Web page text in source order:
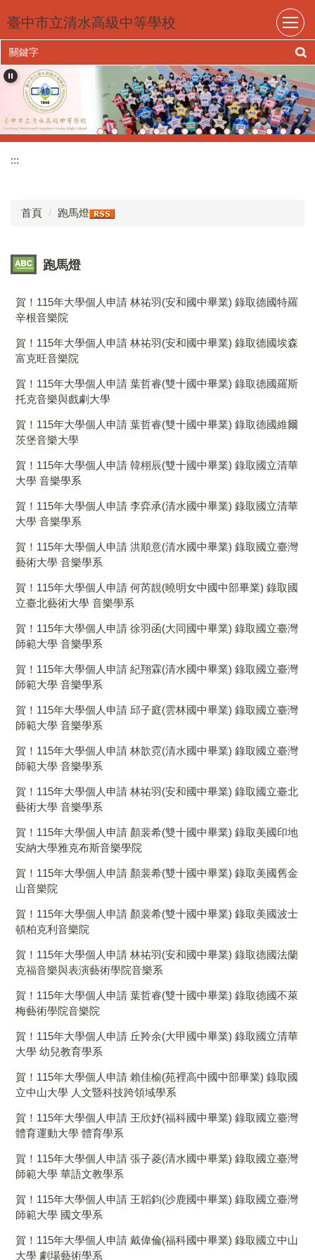
到
主
要
內
容
臺中市立清水高級中等學校
:::
首頁 跑馬燈
跑馬燈
賀！115年大學個人申請 林祐羽(安和國中畢業) 錄取德國特羅
辛根音樂院
賀！115年大學個人申請 林祐羽(安和國中畢業) 錄取德國埃森
富克旺音樂院
賀！115年大學個人申請 葉哲睿(雙十國中畢業) 錄取德國羅斯
托克音樂與戲劇大學
賀！115年大學個人申請 葉哲睿(雙十國中畢業) 錄取德國維爾
茨堡音樂大學
賀！115年大學個人申請 韓栩辰(雙十國中畢業) 錄取國立清華
大學 音樂學系
賀！115年大學個人申請 李弈承(清水國中畢業) 錄取國立清華
大學 音樂學系
賀！115年大學個人申請 洪順意(清水國中畢業) 錄取國立臺灣
藝術大學 音樂學系
賀！115年大學個人申請 何芮靚(曉明女中國中部畢業) 錄取國
立臺北藝術大學 音樂學系
賀！115年大學個人申請 徐羽函(大同國中畢業) 錄取國立臺灣
師範大學 音樂學系
賀！115年大學個人申請 紀翔霖(清水國中畢業) 錄取國立臺灣
師範大學 音樂學系
賀！115年大學個人申請 邱子庭(雲林國中畢業) 錄取國立臺灣
師範大學 音樂學系
賀！115年大學個人申請 林歆霓(清水國中畢業) 錄取國立臺灣
師範大學 音樂學系
賀！115年大學個人申請 林祐羽(安和國中畢業) 錄取國立臺北
藝術大學 音樂學系
賀！115年大學個人申請 顏裴希(雙十國中畢業) 錄取美國印地
安納大學雅克布斯音樂學院
賀！115年大學個人申請 顏裴希(雙十國中畢業) 錄取美國舊金
山音樂院
賀！115年大學個人申請 顏裴希(雙十國中畢業) 錄取美國波士
頓柏克利音樂院
賀！115年大學個人申請 林祐羽(安和國中畢業) 錄取德國法蘭
克福音樂與表演藝術學院音樂系
賀！115年大學個人申請 葉哲睿(雙十國中畢業) 錄取德國不萊
梅藝術學院音樂院
賀！115年大學個人申請 丘羚余(大甲國中畢業) 錄取國立清華
大學 幼兒教育學系
賀！115年大學個人申請 賴佳榆(苑裡高中國中部畢業) 錄取國
立中山大學 人文暨科技跨領域學系
賀！115年大學個人申請 王欣妤(福科國中畢業) 錄取國立臺灣
體育運動大學 體育學系
賀！115年大學個人申請 張子菱(清水國中畢業) 錄取國立臺灣
師範大學 華語文教學系
賀！115年大學個人申請 王韜鈞(沙鹿國中畢業) 錄取國立臺灣
師範大學 國文學系
賀！115年大學個人申請 戴偉倫(福科國中畢業) 錄取國立中山
大學 劇場藝術學系